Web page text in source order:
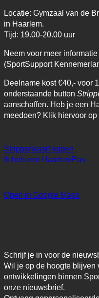
Locatie: Gymzaal van de
in Haarlem.
Tijd: 19.00-20.00 uur
Neem voor meer
(SportSupport
Deelname kost €40,- voor
onderstaande button
aanschaffen. Heb je een
meedoen? Klik hiervoor op
Strippenkaart kopen
Ik heb een HaarlemPas
Open in Google Maps
Schrijf je in voor de
Wil je op de hoogte blijven
ontwikkelingen binnen
onze nieuwsbrief.